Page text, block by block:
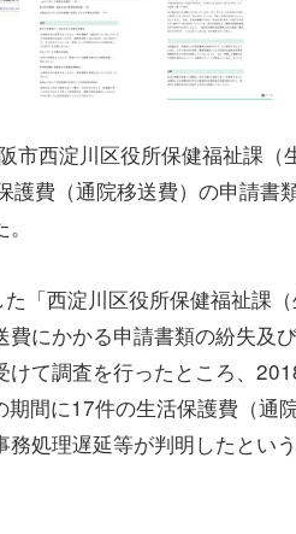
市西淀川区役所保健福祉課（
護費（通院移送費）の申請書
「西淀川区役所保健福祉課
にかかる申請書類の紛失及
て調査を行ったところ、
間に17件の生活保護費（通
務処理遅延等が判明したとい